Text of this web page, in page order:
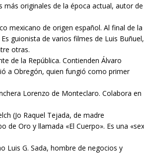
originales de la época actual, autor de
mexicano de origen español. Al final de la
guionista de varios filmes de Luis Buñuel,
otras.
de la República. Contienden Álvaro
a Obregón, quien fungió como primer
Lorenzo de Monteclaro. Colabora en
(Jo Raquel Tejada, de madre
de Oro y llamada «El Cuerpo». Es una «sex
Luis G. Sada, hombre de negocios y